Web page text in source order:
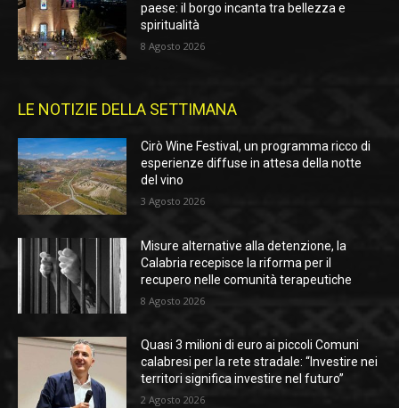
paese: il borgo incanta tra bellezza e
spiritualità
8 Agosto 2026
LE NOTIZIE DELLA SETTIMANA
Cirò Wine Festival, un programma ricco di
esperienze diffuse in attesa della notte
del vino
3 Agosto 2026
Misure alternative alla detenzione, la
Calabria recepisce la riforma per il
recupero nelle comunità terapeutiche
8 Agosto 2026
Quasi 3 milioni di euro ai piccoli Comuni
calabresi per la rete stradale: “Investire nei
territori significa investire nel futuro”
2 Agosto 2026